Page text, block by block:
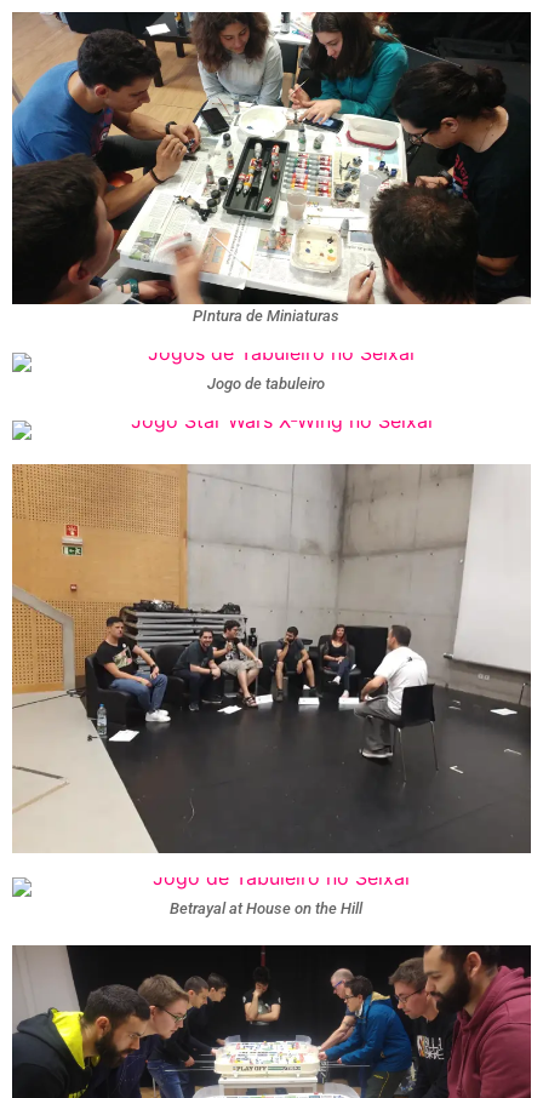
PIntura de Miniaturas
Jogo de tabuleiro
Betrayal at House on the Hill